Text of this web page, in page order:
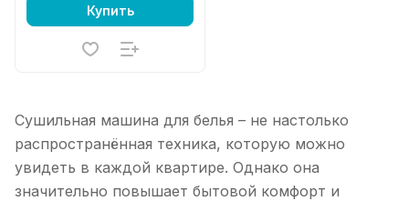
Купить
Сушильная машина для белья – не настолько
распространённая техника, которую можно
увидеть в каждой квартире. Однако она
значительно повышает бытовой комфорт и